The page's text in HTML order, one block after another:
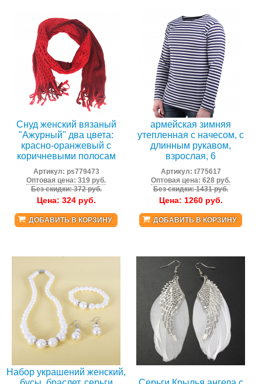
Снуд женский вязаный
"Ажурный" два цвета:
красно-оранжевый с
коричневыми полосам
Артикул: ps779473
Оптовая цена: 319 руб.
Без скидки: 372 руб.
Цена: 324руб.
ДОБАВИТЬ В КОРЗИНУ
Тельняшка-лонгслив -
армейская зимняя
утепленная с начесом, с
длинным рукавом,
взрослая, 6
Артикул: t775617
Оптовая цена: 628 руб.
Без скидки: 1431 руб.
Цена: 1260руб.
ДОБАВИТЬ В КОРЗИНУ
Набор украшений женский,